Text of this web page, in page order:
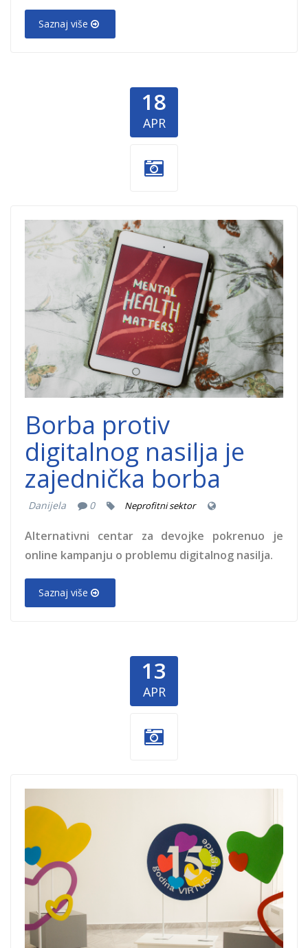
Saznaj više
18
APR
dobrocinitim.png
Borba protiv
digitalnog nasilja je
zajednička borba
Danijela 0 Neprofitni sektor
Alternativni centar za devojke pokrenuo je
online kampanju o problemu digitalnog nasilja.
Saznaj više
13
APR
VIRTUS nagrada
za filantropiju -
cover.png